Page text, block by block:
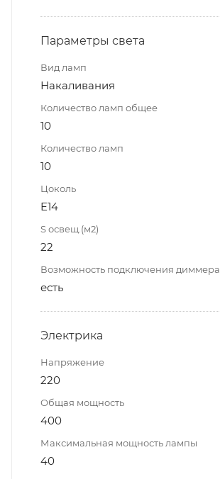
Параметры света
Вид ламп
Накаливания
Количество ламп общее
10
Количество ламп
10
Цоколь
E14
S освещ.(м2)
22
Возможность подключения диммера
есть
Электрика
Напряжение
220
Общая мощность
400
Максимальная мощность лампы
40